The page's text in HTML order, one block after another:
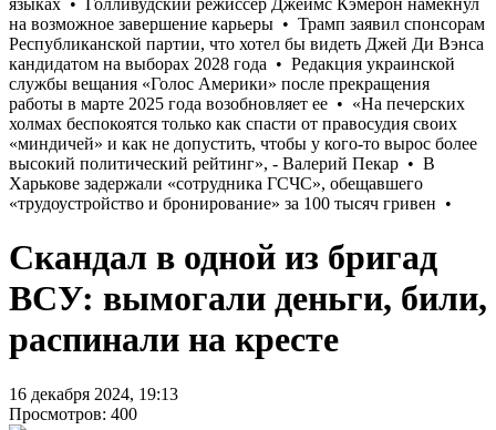
Скандал в одной из бригад
ВСУ: вымогали деньги, били,
распинали на кресте
16 декабря 2024, 19:13
Просмотров: 400